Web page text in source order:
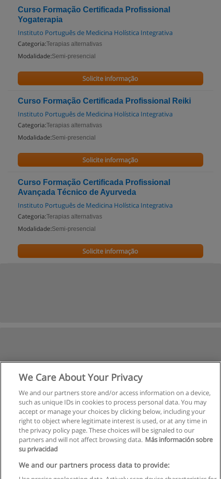
Curso Formação Certificada Profissional
Yogaterapia
Instituto Português de Medicina Holística Integrativa
Categoria:Terapias alternativas
Modalidade:Semi-presencial
Solicite informação
Curso Formação Certificada Profissional Reiki
Instituto Português de Medicina Holística Integrativa
Categoria:Terapias alternativas
Modalidade:Semi-presencial
Solicite informação
Curso Formação Certificada Profissional
Avançada Técnico de Ayurveda
Instituto Português de Medicina Holística Integrativa
Categoria:Terapias alternativas
Modalidade:Semi-presencial
Solicite informação
We Care About Your Privacy
We and our partners store and/or access information on a device,
such as unique IDs in cookies to process personal data. You may
accept or manage your choices by clicking below, including your
right to object where legitimate interest is used, or at any time in
the privacy policy page. These choices will be signaled to our
partners and will not affect browsing data. Más información sobre
su privacidad
We and our partners process data to provide: